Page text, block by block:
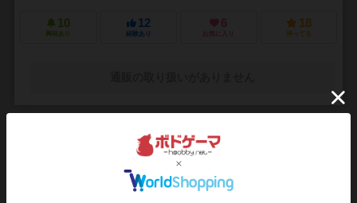
10
興味あり
12
経験あり
6
お気に入り
18
持ってる
ヨーロッパ上空の戦い / エアフォース